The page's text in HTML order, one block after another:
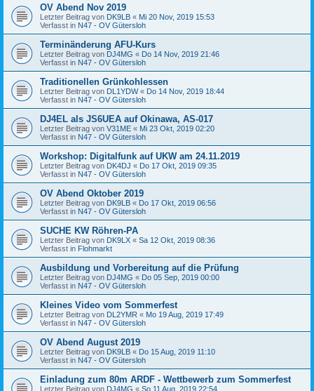
OV Abend Nov 2019
Letzter Beitrag von DK9LB « Mi 20 Nov, 2019 15:53
Verfasst in N47 - OV Gütersloh
Terminänderung AFU-Kurs
Letzter Beitrag von DJ4MG « Do 14 Nov, 2019 21:46
Verfasst in N47 - OV Gütersloh
Traditionellen Grünkohlessen
Letzter Beitrag von DL1YDW« Do 14 Nov, 2019 18:44
Verfasst in N47 - OV Gütersloh
DJ4EL als JS6UEA auf Okinawa, AS-017
Letzter Beitrag von V31ME « Mi 23 Okt, 2019 02:20
Verfasst in N47 - OV Gütersloh
Workshop: Digitalfunk auf UKW am 24.11.2019
Letzter Beitrag von DK4DJ « Do 17 Okt, 2019 09:35
Verfasst in N47 - OV Gütersloh
OV Abend Oktober 2019
Letzter Beitrag von DK9LB « Do 17 Okt, 2019 06:56
Verfasst in N47 - OV Gütersloh
SUCHE KW Röhren-PA
Letzter Beitrag von DK9LX « Sa 12 Okt, 2019 08:36
Verfasst in Flohmarkt
Ausbildung und Vorbereitung auf die Prüfung
Letzter Beitrag von DJ4MG « Do 05 Sep, 2019 00:00
Verfasst in N47 - OV Gütersloh
Kleines Video vom Sommerfest
Letzter Beitrag von DL2YMR « Mo 19 Aug, 2019 17:49
Verfasst in N47 - OV Gütersloh
OV Abend August 2019
Letzter Beitrag von DK9LB « Do 15 Aug, 2019 11:10
Verfasst in N47 - OV Gütersloh
Einladung zum 80m ARDF - Wettbewerb zum Sommerfest
Letzter Beitrag von DJ4MG « So 11 Aug, 2019 22:54